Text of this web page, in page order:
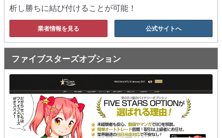
析し勝ちに結び付けることが可能！
業者情報を見る 公式サイトへ
ファイブスターズオプション